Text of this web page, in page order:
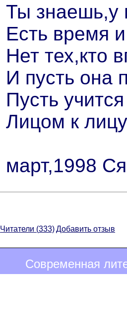
Ты знаешь,у
Есть время
Нет тех,кто
И пусть она
Пусть
Лицом к
март,1998
Читатели (333)Добавить отзыв
Современная